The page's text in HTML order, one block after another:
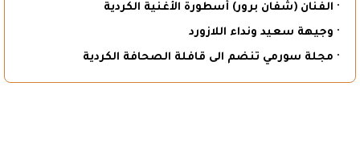
· الفنان (شفان برور) أسطورة الأغنية الكردية
· وجيهة سعيد ونداء اللازورد
· مجلة سورمي تنضم الى قافلة الصحافة الكردية